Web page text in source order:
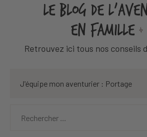
LE BLOG DE
EN FAMILLE
Retrouvez ici tous nos conseils
J'équipe mon aventurier : Portage